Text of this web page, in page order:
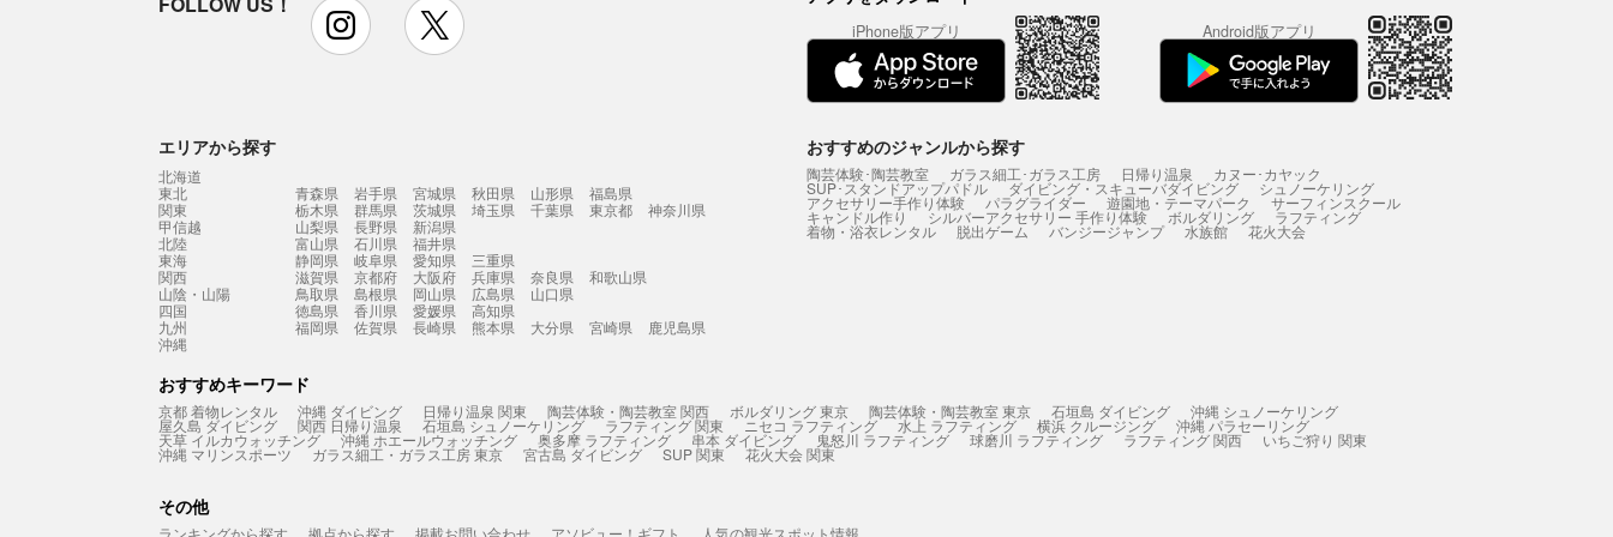
iPhone版アプリ Android版アプリ
エリアから探す
北海道
東北
青森県 岩手県 宮城県 秋田県 山形県
福島県
関東
栃木県 群馬県 茨城県 埼玉県 千葉県 東京都
神奈川県
甲信越
山梨県 長野県
新潟県
北陸
富山県 石川県
福井県
東海
静岡県 岐阜県 愛知県
三重県
関西
滋賀県 京都府 大阪府 兵庫県 奈良県
和歌山県
山陰・山陽
鳥取県 島根県 岡山県 広島県
山口県
四国
徳島県 香川県 愛媛県
高知県
九州
福岡県 佐賀県 長崎県 熊本県 大分県 宮崎県
鹿児島県
沖縄
おすすめのジャンルから探す
陶芸体験･陶芸教室 ガラス細工･ガラス工房 日帰り温泉 カヌー･カヤック
SUP･スタンドアップパドル ダイビング・スキューバダイビング シュノーケリング
アクセサリー手作り体験 パラグライダー 遊園地・テーマパーク サーフィンスクール
キャンドル作り シルバーアクセサリー 手作り体験 ボルダリング ラフティング
着物・浴衣レンタル 脱出ゲーム バンジージャンプ 水族館 花火大会
おすすめキーワード
京都 着物レンタル 沖縄 ダイビング 日帰り温泉 関東 陶芸体験・陶芸教室 関西 ボルダリング 東京 陶芸体験・陶芸教室 東京 石垣島 ダイビング 沖縄 シュノーケリング
屋久島 ダイビング 関西 日帰り温泉 石垣島 シュノーケリング ラフティング 関東 ニセコ ラフティング 水上 ラフティング 横浜 クルージング 沖縄 パラセーリング
天草 イルカウォッチング 沖縄 ホエールウォッチング 奥多摩 ラフティング 串本 ダイビング 鬼怒川 ラフティング 球磨川 ラフティング ラフティング 関西 いちご狩り 関東
沖縄 マリンスポーツ ガラス細工・ガラス工房 東京 宮古島 ダイビング SUP 関東 花火大会 関東
その他
ランキングから探す 拠点から探す 掲載お問い合わせ アソビュー！ギフト 人気の観光スポット情報